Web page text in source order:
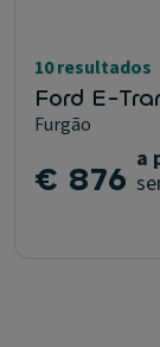
10 resultados
Ford E-
Furgão
€ 876 a